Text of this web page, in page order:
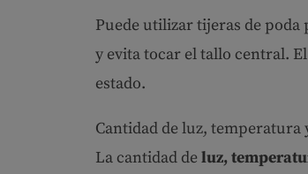
Puede utilizar tijeras de
y evita tocar el tallo central.
estado.
Cantidad de luz, temperatura
La cantidad deluz,